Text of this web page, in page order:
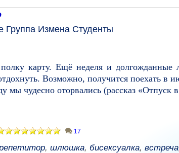
Группа Измена Студенты
карту. Ещё неделя и долгожданные
Возможно, получится поехать в
мы чудесно оторвались (рассказ «Отпуск
17
, шлюшка, бисексуалка, встреча